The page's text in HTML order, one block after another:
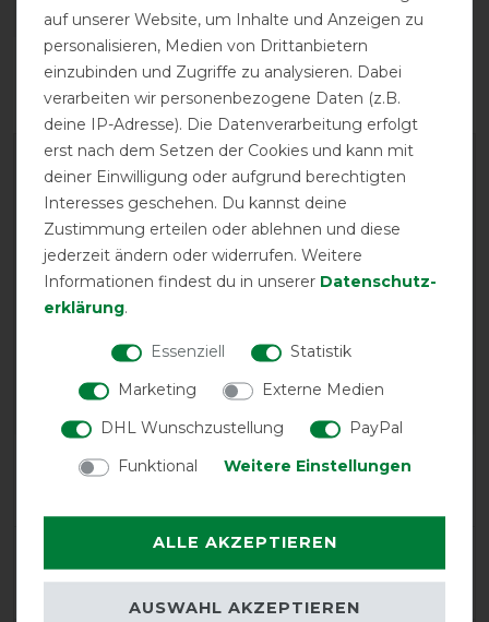
Reißfestigkeit Wasserdichtigkeit
EXCELLENT
Horseware Amigo Super
Bravo Plus Medium 250g -
Black
Product Reviews
Product Rating
5/5
auf unserer Website, um Inhalte und Anzeigen zu
personalisieren, Medien von Drittanbietern
einzubinden und Zugriffe zu analysieren. Dabei
verarbeiten wir personenbezogene Daten (z.B.
deine IP-Adresse). Die Datenverarbeitung erfolgt
erst nach dem Setzen der Cookies und kann mit
deiner Einwilligung oder aufgrund berechtigten
Interesses geschehen. Du kannst deine
Zustimmung erteilen oder ablehnen und diese
jederzeit ändern oder widerrufen. Weitere
Informationen findest du in unserer Daten­schutz­
erklärung.
Essenziell
Statistik
Marketing
Externe Medien
DHL Wunschzustellung
PayPal
Funktional
Weitere Einstellungen
ALLE AKZEPTIEREN
AUSWAHL AKZEPTIEREN